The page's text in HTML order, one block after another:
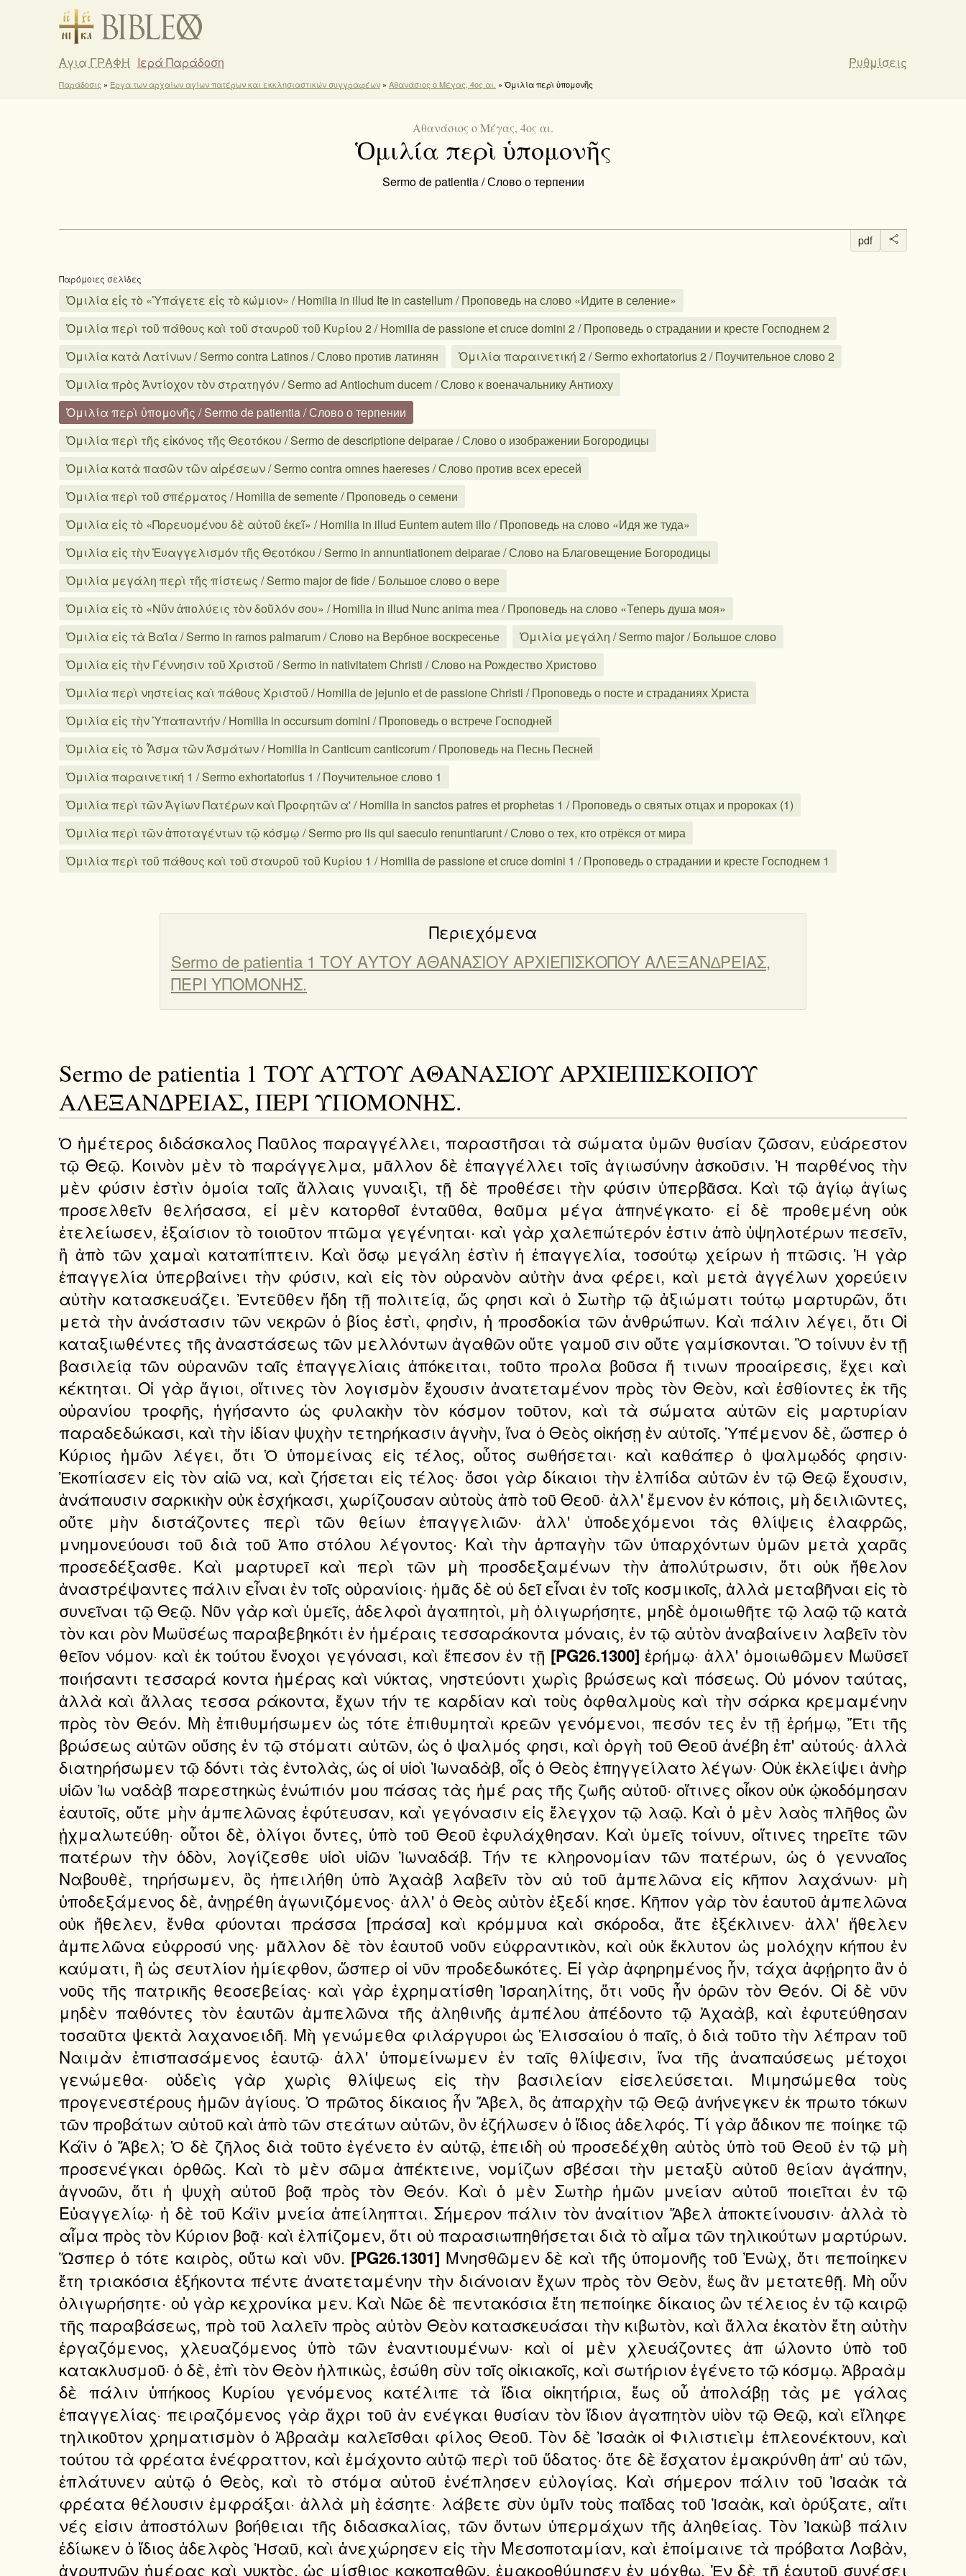
Αγια ΓΡΑΦΗ Ιερά Παράδοση Ρυθμίσεις
Παράδοσις » Έργα των αρχαίων αγίων πατέρων και εκκλησιαστικών συγγραφέων » Αθανάσιος ο Μέγας, 4ος αι. » Ὁμιλία περὶ ὑπομονῆς
Αθανάσιος ο Μέγας, 4ος αι.
Ὁμιλία περὶ ὑπομονῆς
Sermo de patientia / Слово о терпении
pdf
Παρόμοιες σελίδες
Ὁμιλία εἰς τὸ «Ὑπάγετε εἰς τὸ κώμιον» / Homilia in illud Ite in castellum / Проповедь на слово «Идите в селение»
Ὁμιλία περὶ τοῦ πάθους καὶ τοῦ σταυροῦ τοῦ Κυρίου 2 / Homilia de passione et cruce domini 2 / Проповедь о страдании и кресте Господнем 2
Ὁμιλία κατὰ Λατίνων / Sermo contra Latinos / Слово против латинян
Ὁμιλία παραινετική 2 / Sermo exhortatorius 2 / Поучительное слово 2
Ὁμιλία πρὸς Ἀντίοχον τὸν στρατηγόν / Sermo ad Antiochum ducem / Слово к военачальнику Антиоху
Ὁμιλία περὶ ὑπομονῆς / Sermo de patientia / Слово о терпении
Ὁμιλία περὶ τῆς εἰκόνος τῆς Θεοτόκου / Sermo de descriptione deiparae / Слово о изображении Богородицы
Ὁμιλία κατὰ πασῶν τῶν αἱρέσεων / Sermo contra omnes haereses / Слово против всех ересей
Ὁμιλία περὶ τοῦ σπέρματος / Homilia de semente / Проповедь о семени
Ὁμιλία εἰς τὸ «Πορευομένου δὲ αὐτοῦ ἐκεῖ» / Homilia in illud Euntem autem illo / Проповедь на слово «Идя же туда»
Ὁμιλία εἰς τὴν Ἐυαγγελισμόν τῆς Θεοτόκου / Sermo in annuntiationem deiparae / Слово на Благовещение Богородицы
Ὁμιλία μεγάλη περὶ τῆς πίστεως / Sermo major de fide / Большое слово о вере
Ὁμιλία εἰς τὸ «Νῦν ἀπολύεις τὸν δοῦλόν σου» / Homilia in illud Nunc anima mea / Проповедь на слово «Теперь душа моя»
Ὁμιλία εἰς τὰ Βαΐα / Sermo in ramos palmarum / Слово на Вербное воскресенье
Ὁμιλία μεγάλη / Sermo major / Большое слово
Ὁμιλία εἰς τὴν Γέννησιν τοῦ Χριστοῦ / Sermo in nativitatem Christi / Слово на Рождество Христово
Ὁμιλία περὶ νηστείας καὶ πάθους Χριστοῦ / Homilia de jejunio et de passione Christi / Проповедь о посте и страданиях Христа
Ὁμιλία εἰς τὴν Ὑπαπαντήν / Homilia in occursum domini / Проповедь о встрече Господней
Ὁμιλία εἰς τὸ Ἆσμα τῶν Ἀσμάτων / Homilia in Canticum canticorum / Проповедь на Песнь Песней
Ὁμιλία παραινετική 1 / Sermo exhortatorius 1 / Поучительное слово 1
Ὁμιλία περὶ τῶν Ἁγίων Πατέρων καὶ Προφητῶν α' / Homilia in sanctos patres et prophetas 1 / Проповедь о святых отцах и пророках (1)
Ὁμιλία περὶ τῶν ἀποταγέντων τῷ κόσμῳ / Sermo pro iis qui saeculo renuntiarunt / Слово о тех, кто отрёкся от мира
Ὁμιλία περὶ τοῦ πάθους καὶ τοῦ σταυροῦ τοῦ Κυρίου 1 / Homilia de passione et cruce domini 1 / Проповедь о страдании и кресте Господнем 1
Περιεχόμενα
Sermo de patientia 1 ΤΟΥ ΑΥΤΟΥ ΑΘΑΝΑΣΙΟΥ ΑΡΧΙΕΠΙΣΚΟΠΟΥ ΑΛΕΞΑΝ∆ΡΕΙΑΣ,
ΠΕΡΙ ΥΠΟΜΟΝΗΣ.
Sermo de patientia 1 ΤΟΥ ΑΥΤΟΥ ΑΘΑΝΑΣΙΟΥ ΑΡΧΙΕΠΙΣΚΟΠΟΥ
ΑΛΕΞΑΝ∆ΡΕΙΑΣ, ΠΕΡΙ ΥΠΟΜΟΝΗΣ.
Ὁ ἡμέτερος διδάσκαλος Παῦλος παραγγέλλει, παραστῆσαι τὰ σώματα ὑμῶν θυσίαν ζῶσαν, εὐάρεστον
τῷ Θεῷ. Κοινὸν μὲν τὸ παράγγελμα, μᾶλλον δὲ ἐπαγγέλλει τοῖς ἁγιωσύνην ἀσκοῦσιν. Ἡ παρθένος τὴν
μὲν φύσιν ἐστὶν ὁμοία ταῖς ἄλλαις γυναιξὶ, τῇ δὲ προθέσει τὴν φύσιν ὑπερβᾶσα. Καὶ τῷ ἁγίῳ ἁγίως
προσελθεῖν θελήσασα, εἰ μὲν κατορθοῖ ἐνταῦθα, θαῦμα μέγα ἀπηνέγκατο· εἰ δὲ προθεμένη οὐκ
ἐτελείωσεν, ἐξαίσιον τὸ τοιοῦτον πτῶμα γεγένηται· καὶ γὰρ χαλεπώτερόν ἐστιν ἀπὸ ὑψηλοτέρων πεσεῖν,
ἢ ἀπὸ τῶν χαμαὶ καταπίπτειν. Καὶ ὅσῳ μεγάλη ἐστὶν ἡ ἐπαγγελία, τοσούτῳ χείρων ἡ πτῶσις. Ἡ γὰρ
ἐπαγγελία ὑπερβαίνει τὴν φύσιν, καὶ εἰς τὸν οὐρανὸν αὐτὴν ἀνα φέρει, καὶ μετὰ ἀγγέλων χορεύειν
αὐτὴν κατασκευάζει. Ἐντεῦθεν ἤδη τῇ πολιτείᾳ, ὥς φησι καὶ ὁ Σωτὴρ τῷ ἀξιώματι τούτῳ μαρτυρῶν, ὅτι
μετὰ τὴν ἀνάστασιν τῶν νεκρῶν ὁ βίος ἐστὶ, φησὶν, ἡ προσδοκία τῶν ἀνθρώπων. Καὶ πάλιν λέγει, ὅτι Οἱ
καταξιωθέντες τῆς ἀναστάσεως τῶν μελλόντων ἀγαθῶν οὔτε γαμοῦ σιν οὔτε γαμίσκονται. Ὃ τοίνυν ἐν τῇ
βασιλείᾳ τῶν οὐρανῶν ταῖς ἐπαγγελίαις ἀπόκειται, τοῦτο προλα βοῦσα ἥ τινων προαίρεσις, ἔχει καὶ
κέκτηται. Οἱ γὰρ ἅγιοι, οἵτινες τὸν λογισμὸν ἔχουσιν ἀνατεταμένον πρὸς τὸν Θεὸν, καὶ ἐσθίοντες ἐκ τῆς
οὐρανίου τροφῆς, ἡγήσαντο ὡς φυλακὴν τὸν κόσμον τοῦτον, καὶ τὰ σώματα αὐτῶν εἰς μαρτυρίαν
παραδεδώκασι, καὶ τὴν ἰδίαν ψυχὴν τετηρήκασιν ἁγνὴν, ἵνα ὁ Θεὸς οἰκήσῃ ἐν αὐτοῖς. Ὑπέμενον δὲ, ὥσπερ ὁ
Κύριος ἡμῶν λέγει, ὅτι Ὁ ὑπομείνας εἰς τέλος, οὗτος σωθήσεται· καὶ καθάπερ ὁ ψαλμῳδός φησιν·
Ἐκοπίασεν εἰς τὸν αἰῶ να, καὶ ζήσεται εἰς τέλος· ὅσοι γὰρ δίκαιοι τὴν ἐλπίδα αὐτῶν ἐν τῷ Θεῷ ἔχουσιν,
ἀνάπαυσιν σαρκικὴν οὐκ ἐσχήκασι, χωρίζουσαν αὐτοὺς ἀπὸ τοῦ Θεοῦ· ἀλλ' ἔμενον ἐν κόποις, μὴ δειλιῶντες,
οὔτε μὴν διστάζοντες περὶ τῶν θείων ἐπαγγελιῶν· ἀλλ' ὑποδεχόμενοι τὰς θλίψεις ἐλαφρῶς,
μνημονεύουσι τοῦ διὰ τοῦ Ἀπο στόλου λέγοντος· Καὶ τὴν ἁρπαγὴν τῶν ὑπαρχόντων ὑμῶν μετὰ χαρᾶς
προσεδέξασθε. Καὶ μαρτυρεῖ καὶ περὶ τῶν μὴ προσδεξαμένων τὴν ἀπολύτρωσιν, ὅτι οὐκ ἤθελον
ἀναστρέψαντες πάλιν εἶναι ἐν τοῖς οὐρανίοις· ἡμᾶς δὲ οὐ δεῖ εἶναι ἐν τοῖς κοσμικοῖς, ἀλλὰ μεταβῆναι εἰς τὸ
συνεῖναι τῷ Θεῷ. Νῦν γὰρ καὶ ὑμεῖς, ἀδελφοὶ ἀγαπητοὶ, μὴ ὀλιγωρήσητε, μηδὲ ὁμοιωθῆτε τῷ λαῷ τῷ κατὰ
τὸν και ρὸν Μωϋσέως παραβεβηκότι ἐν ἡμέραις τεσσαράκοντα μόναις, ἐν τῷ αὐτὸν ἀναβαίνειν λαβεῖν τὸν
θεῖον νόμον· καὶ ἐκ τούτου ἔνοχοι γεγόνασι, καὶ ἔπεσον ἐν τῇ [PG26.1300] ἐρήμῳ· ἀλλ' ὁμοιωθῶμεν Μωϋσεῖ
ποιήσαντι τεσσαρά κοντα ἡμέρας καὶ νύκτας, νηστεύοντι χωρὶς βρώσεως καὶ πόσεως. Οὐ μόνον ταύτας,
ἀλλὰ καὶ ἄλλας τεσσα ράκοντα, ἔχων τήν τε καρδίαν καὶ τοὺς ὀφθαλμοὺς καὶ τὴν σάρκα κρεμαμένην
πρὸς τὸν Θεόν. Μὴ ἐπιθυμήσωμεν ὡς τότε ἐπιθυμηταὶ κρεῶν γενόμενοι, πεσόν τες ἐν τῇ ἐρήμῳ, Ἔτι τῆς
βρώσεως αὐτῶν οὔσης ἐν τῷ στόματι αὐτῶν, ὡς ὁ ψαλμός φησι, καὶ ὀργὴ τοῦ Θεοῦ ἀνέβη ἐπ' αὐτούς· ἀλλὰ
διατηρήσωμεν τῷ δόντι τὰς ἐντολὰς, ὡς οἱ υἱοὶ Ἰωναδὰβ, οἷς ὁ Θεὸς ἐπηγγείλατο λέγων· Οὐκ ἐκλείψει ἀνὴρ
υἱῶν Ἰω ναδὰβ παρεστηκὼς ἐνώπιόν μου πάσας τὰς ἡμέ ρας τῆς ζωῆς αὐτοῦ· οἵτινες οἶκον οὐκ ᾠκοδόμησαν
ἑαυτοῖς, οὔτε μὴν ἀμπελῶνας ἐφύτευσαν, καὶ γεγόνασιν εἰς ἔλεγχον τῷ λαῷ. Καὶ ὁ μὲν λαὸς πλῆθος ὢν
ᾐχμαλωτεύθη· οὗτοι δὲ, ὀλίγοι ὄντες, ὑπὸ τοῦ Θεοῦ ἐφυλάχθησαν. Καὶ ὑμεῖς τοίνυν, οἵτινες τηρεῖτε τῶν
πατέρων τὴν ὁδὸν, λογίζεσθε υἱοὶ υἱῶν Ἰωναδάβ. Τήν τε κληρονομίαν τῶν πατέρων, ὡς ὁ γενναῖος
Ναβουθὲ, τηρήσωμεν, ὃς ἠπειλήθη ὑπὸ Ἀχαὰβ λαβεῖν τὸν αὐ τοῦ ἀμπελῶνα εἰς κῆπον λαχάνων· μὴ
ὑποδεξάμενος δὲ, ἀνῃρέθη ἀγωνιζόμενος· ἀλλ' ὁ Θεὸς αὐτὸν ἐξεδί κησε. Κῆπον γὰρ τὸν ἑαυτοῦ ἀμπελῶνα
οὐκ ἤθελεν, ἔνθα φύονται πράσσα [πράσα] καὶ κρόμμυα καὶ σκόροδα, ἅτε ἐξέκλινεν· ἀλλ' ἤθελεν
ἀμπελῶνα εὐφροσύ νης· μᾶλλον δὲ τὸν ἑαυτοῦ νοῦν εὐφραντικὸν, καὶ οὐκ ἔκλυτον ὡς μολόχην κήπου ἐν
καύματι, ἢ ὡς σευτλίον ἡμίεφθον, ὥσπερ οἱ νῦν προδεδωκότες. Εἰ γὰρ ἀφηρημένος ἦν, τάχα ἀφῄρητο ἂν ὁ
νοῦς τῆς πατρικῆς θεοσεβείας· καὶ γὰρ ἐχρηματίσθη Ἰσραηλίτης, ὅτι νοῦς ἦν ὁρῶν τὸν Θεόν. Οἱ δὲ νῦν
μηδὲν παθόντες τὸν ἑαυτῶν ἀμπελῶνα τῆς ἀληθινῆς ἀμπέλου ἀπέδοντο τῷ Ἀχαὰβ, καὶ ἐφυτεύθησαν
τοσαῦτα ψεκτὰ λαχανοειδῆ. Μὴ γενώμεθα φιλάργυροι ὡς Ἑλισσαίου ὁ παῖς, ὁ διὰ τοῦτο τὴν λέπραν τοῦ
Ναιμὰν ἐπισπασάμενος ἑαυτῷ· ἀλλ' ὑπομείνωμεν ἐν ταῖς θλίψεσιν, ἵνα τῆς ἀναπαύσεως μέτοχοι
γενώμεθα· οὐδεὶς γὰρ χωρὶς θλίψεως εἰς τὴν βασιλείαν εἰσελεύσεται. Μιμησώμεθα τοὺς
προγενεστέρους ἡμῶν ἁγίους. Ὁ πρῶτος δίκαιος ἦν Ἄβελ, ὃς ἀπαρχὴν τῷ Θεῷ ἀνήνεγκεν ἐκ πρωτο τόκων
τῶν προβάτων αὐτοῦ καὶ ἀπὸ τῶν στεάτων αὐτῶν, ὃν ἐζήλωσεν ὁ ἴδιος ἀδελφός. Τί γὰρ ἄδικον πε ποίηκε τῷ
Κάϊν ὁ Ἄβελ; Ὁ δὲ ζῆλος διὰ τοῦτο ἐγένετο ἐν αὐτῷ, ἐπειδὴ οὐ προσεδέχθη αὐτὸς ὑπὸ τοῦ Θεοῦ ἐν τῷ μὴ
προσενέγκαι ὀρθῶς. Καὶ τὸ μὲν σῶμα ἀπέκτεινε, νομίζων σβέσαι τὴν μεταξὺ αὐτοῦ θείαν ἀγάπην,
ἀγνοῶν, ὅτι ἡ ψυχὴ αὐτοῦ βοᾷ πρὸς τὸν Θεόν. Καὶ ὁ μὲν Σωτὴρ ἡμῶν μνείαν αὐτοῦ ποιεῖται ἐν τῷ
Εὐαγγελίῳ· ἡ δὲ τοῦ Κάϊν μνεία ἀπείληπται. Σήμερον πάλιν τὸν ἀναίτιον Ἄβελ ἀποκτείνουσιν· ἀλλὰ τὸ
αἷμα πρὸς τὸν Κύριον βοᾷ· καὶ ἐλπίζομεν, ὅτι οὐ παρασιωπηθήσεται διὰ τὸ αἷμα τῶν τηλικούτων μαρτύρων.
Ὥσπερ ὁ τότε καιρὸς, οὕτω καὶ νῦν. [PG26.1301] Μνησθῶμεν δὲ καὶ τῆς ὑπομονῆς τοῦ Ἐνὼχ, ὅτι πεποίηκεν
ἔτη τριακόσια ἑξήκοντα πέντε ἀνατεταμένην τὴν διάνοιαν ἔχων πρὸς τὸν Θεὸν, ἕως ἂν μετατεθῇ. Μὴ οὖν
ὀλιγωρήσητε· οὐ γὰρ κεχρονίκα μεν. Καὶ Νῶε δὲ πεντακόσια ἔτη πεποίηκε δίκαιος ὢν τέλειος ἐν τῷ καιρῷ
τῆς παραβάσεως, πρὸ τοῦ λαλεῖν πρὸς αὐτὸν Θεὸν κατασκευάσαι τὴν κιβωτὸν, καὶ ἄλλα ἑκατὸν ἔτη αὐτὴν
ἐργαζόμενος, χλευαζόμενος ὑπὸ τῶν ἐναντιουμένων· καὶ οἱ μὲν χλευάζοντες ἀπ ώλοντο ὑπὸ τοῦ
κατακλυσμοῦ· ὁ δὲ, ἐπὶ τὸν Θεὸν ἠλπικὼς, ἐσώθη σὺν τοῖς οἰκιακοῖς, καὶ σωτήριον ἐγένετο τῷ κόσμῳ. Ἀβραὰμ
δὲ πάλιν ὑπήκοος Κυρίου γενόμενος κατέλιπε τὰ ἴδια οἰκητήρια, ἕως οὗ ἀπολάβῃ τὰς με γάλας
ἐπαγγελίας· πειραζόμενος γὰρ ἄχρι τοῦ ἀν ενέγκαι θυσίαν τὸν ἴδιον ἀγαπητὸν υἱὸν τῷ Θεῷ, καὶ εἴληφε
τηλικοῦτον χρηματισμὸν ὁ Ἀβραὰμ καλεῖσθαι φίλος Θεοῦ. Τὸν δὲ Ἰσαὰκ οἱ Φιλιστιεὶμ ἐπλεονέκτουν, καὶ
τούτου τὰ φρέατα ἐνέφραττον, καὶ ἐμάχοντο αὐτῷ περὶ τοῦ ὕδατος· ὅτε δὲ ἔσχατον ἐμακρύνθη ἀπ' αὐ τῶν,
ἐπλάτυνεν αὐτῷ ὁ Θεὸς, καὶ τὸ στόμα αὐτοῦ ἐνέπλησεν εὐλογίας. Καὶ σήμερον πάλιν τοῦ Ἰσαὰκ τὰ
φρέατα θέλουσιν ἐμφράξαι· ἀλλὰ μὴ ἐάσητε· λάβετε σὺν ὑμῖν τοὺς παῖδας τοῦ Ἰσαὰκ, καὶ ὀρύξατε, αἵτι
νές εἰσιν ἀποστόλων βοήθειαι τῆς διδασκαλίας, τῶν ὄντων ὑπερμάχων τῆς ἀληθείας. Τὸν Ἰακὼβ πάλιν
ἐδίωκεν ὁ ἴδιος ἀδελφὸς Ἡσαῦ, καὶ ἀνεχώρησεν εἰς τὴν Μεσοποταμίαν, καὶ ἐποίμαινε τὰ πρόβατα Λαβὰν,
ἀγρυπνῶν ἡμέρας καὶ νυκτὸς, ὡς μίσθιος κακοπαθῶν, ἐμακροθύμησεν ἐν μόχθῳ. Ἐν δὲ τῇ ἑαυτοῦ συνέσει